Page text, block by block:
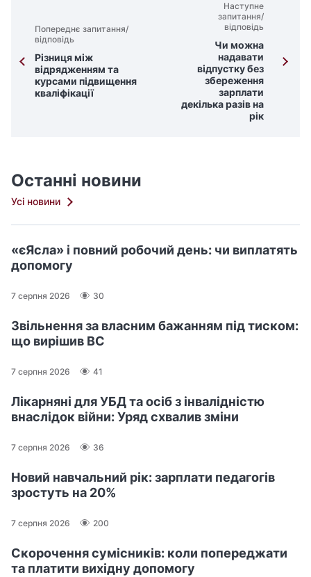
Попереднє запитання/
відповідь
Різниця між
відрядженням та
курсами підвищення
кваліфікації
Наступне
запитання/
відповідь
Чи можна
надавати
відпустку без
збереження
зарплати
декілька разів на
рік
Останні новини
Усі новини
«єЯсла» і повний робочий день: чи виплатять
допомогу
7 серпня 2026 30
Звільнення за власним бажанням під тиском:
що вирішив ВС
7 серпня 2026 41
Лікарняні для УБД та осіб з інвалідністю
внаслідок війни: Уряд схвалив зміни
7 серпня 2026 36
Новий навчальний рік: зарплати педагогів
зростуть на 20%
7 серпня 2026 200
Скорочення сумісників: коли попереджати
та платити вихідну допомогу